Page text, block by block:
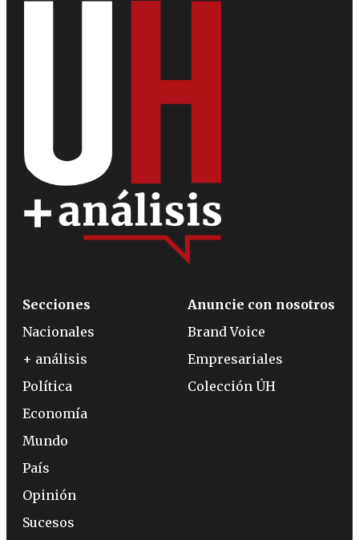
Secciones
Nacionales
+ análisis
Política
Economía
Mundo
País
Opinión
Sucesos
Anuncie con nosotros
Brand Voice
Empresariales
Colección ÚH